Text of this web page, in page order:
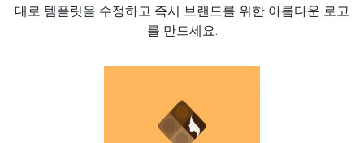
대로 템플릿을 수정하고 즉시 브랜드를 위한 아름다운 로고
를 만드세요.